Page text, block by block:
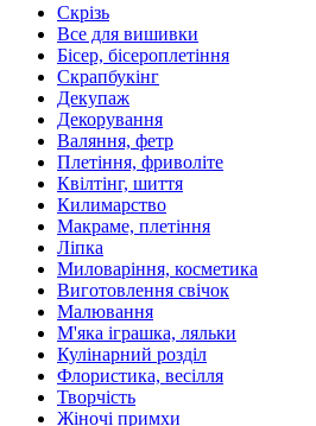
Скрізь
Все для вишивки
Бісер, бісероплетіння
Скрапбукінг
Декупаж
Декорування
Валяння, фетр
Плетіння, фриволіте
Квілтінг, шиття
Килимарство
Макраме, плетіння
Ліпка
Миловаріння, косметика
Виготовлення свічок
Малювання
М'яка іграшка, ляльки
Кулінарний розділ
Флористика, весілля
Творчість
Жіночі примхи